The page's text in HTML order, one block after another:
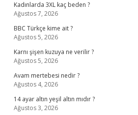
Kadınlarda 3XL kaç beden ?
Ağustos 7, 2026
BBC Türkçe kime ait ?
Ağustos 5, 2026
Karnı şişen kuzuya ne verilir ?
Ağustos 5, 2026
Avam mertebesi nedir ?
Ağustos 4, 2026
14 ayar altın yeşil altın mıdır ?
Ağustos 3, 2026